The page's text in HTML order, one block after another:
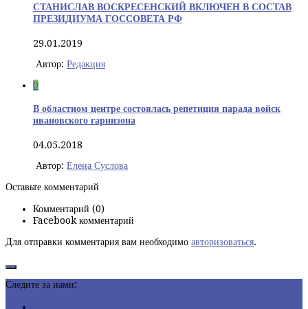
СТАНИСЛАВ ВОСКРЕСЕНСКИЙ ВКЛЮЧЕН В СОСТАВ
ПРЕЗИДИУМА ГОССОВЕТА РФ
29.01.2019
Автор: Редакция
0
В областном центре состоялась репетиция парада войск
ивановского гарнизона
04.05.2018
Автор: Елена Суслова
Оставьте комментарий
Комментарий (0)
Facebook комментарий
Для отправки комментария вам необходимо авторизоваться.
Следите за нами: